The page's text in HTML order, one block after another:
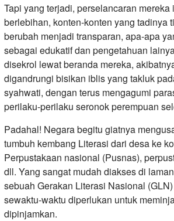
Tapi yang terjadi, perselancaran mereka
berlebihan, konten-konten yang tadinya
berubah menjadi transparan, apa-apa
sebagai edukatif dan pengetahuan
disekrol lewat beranda mereka,
digandrungi bisikan iblis yang takluk
syahwati, dengan terus mengagumi
perilaku-perilaku seronok perempuan
Padahal! Negara begitu giatnya
tumbuh kembang Literasi dari desa ke
Perpustakaan nasional (Pusnas),
dll. Yang sangat mudah diakses di
sebuah Gerakan Literasi Nasional
sewaktu-waktu diperlukan untuk
dipinjamkan.